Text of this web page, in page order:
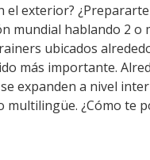
exterior?
mundial hablando 2
ubicados
más importante.
expanden a nivel
¿Cómo te